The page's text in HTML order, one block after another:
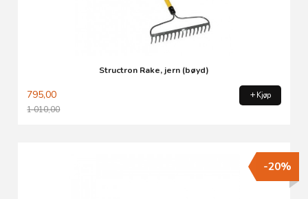
Structron Rake, jern (bøyd)
795,00
1 010,00
Kjøp
-20%